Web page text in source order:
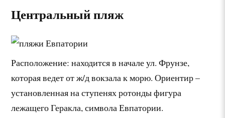
Центральный пляж
Расположение: находится в начале ул. Фрунзе,
которая ведет от ж/д вокзала к морю. Ориентир –
установленная на ступенях ротонды фигура
лежащего Геракла, символа Евпатории.